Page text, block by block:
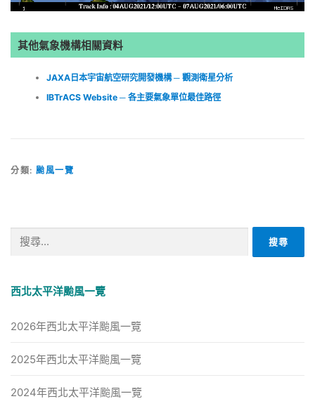
其他氣象機構相關資料
JAXA日本宇宙航空研究開發機構 ─ 觀測衛星分析
IBTrACS Website ─ 各主要氣象單位最佳路徑
分類: 颱風一覽
字:
西北太平洋颱風一覽
2026年西北太平洋颱風一覽
2025年西北太平洋颱風一覽
2024年西北太平洋颱風一覽